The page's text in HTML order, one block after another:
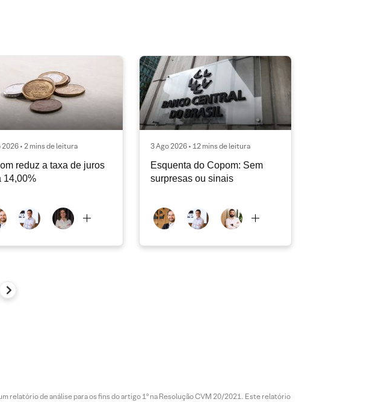
2026 • 2 mins de leitura
reduz a taxa de juros
14,00%
3 Ago 2026 • 12 mins de leitura
Esquenta do Copom: Sem
surpresas ou sinais
relatório de análise para os fins do artigo 1º na Resolução CVM 20/2021. Este relatório